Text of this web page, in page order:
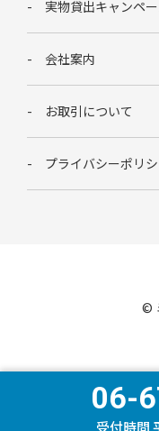
実物貸出キャンペ
会社案内
お取引について
プライバシーポリ
©︎
06-
受付時間